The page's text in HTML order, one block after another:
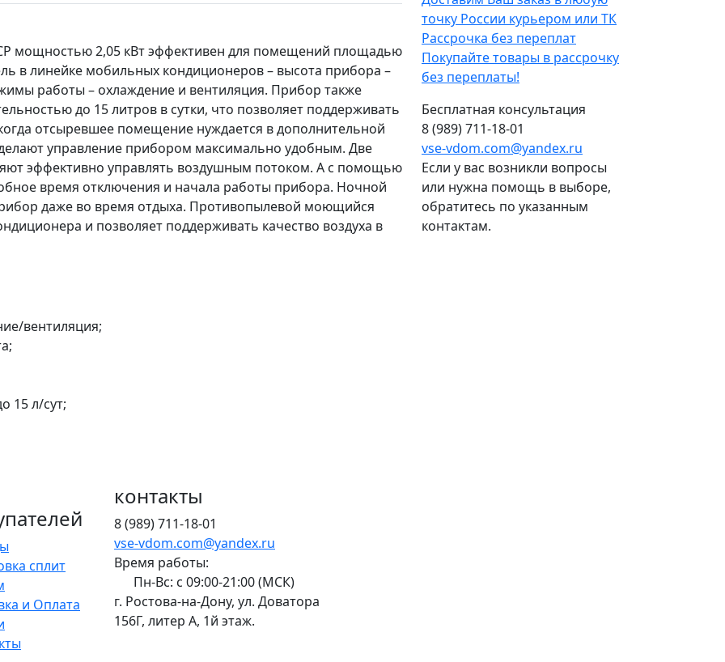
мощностью 2,05 кВт эффективен для помещений площадью
в линейке мобильных кондиционеров – высота прибора –
работы – охлаждение и вентиляция. Прибор также
до 15 литров в сутки, что позволяет поддерживать
отсыревшее помещение нуждается в дополнительной
управление прибором максимально удобным. Две
эффективно управлять воздушным потоком. А с помощью
время отключения и начала работы прибора. Ночной
даже во время отдыха. Противопылевой моющийся
и позволяет поддерживать качество воздуха в
вентиляция;
15 л/сут;
точку России курьером или ТК
Рассрочка без переплат
Покупайте товары в рассрочку
без переплаты!
Бесплатная консультация
8 (989) 711-18-01
vse-vdom.com@yandex.ru
Если у вас возникли вопросы
или нужна помощь в выборе,
обратитесь по указанным
контактам.
сплит
и Оплата
контакты
8 (989) 711-18-01
vse-vdom.com@yandex.ru
Время работы:
Пн-Вс: с 09:00-21:00 (МСК)
г. Ростова-на-Дону, ул. Доватора
156Г, литер А, 1й этаж.